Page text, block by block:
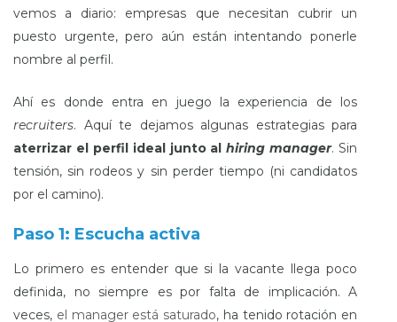
vemos a diario: empresas que necesitan cubrir un
puesto urgente, pero aún están intentando ponerle
nombre al perfil.
Ahí es donde entra en juego la experiencia de los
recruiters. Aquí te dejamos algunas estrategias para
aterrizar el perfil ideal junto alhiring manager. Sin
tensión, sin rodeos y sin perder tiempo (ni candidatos
por el camino).
Paso 1: Escucha activa
Lo primero es entender que si la vacante llega poco
definida, no siempre es por falta de implicación. A
veces, el manager está saturado, ha tenido rotación en